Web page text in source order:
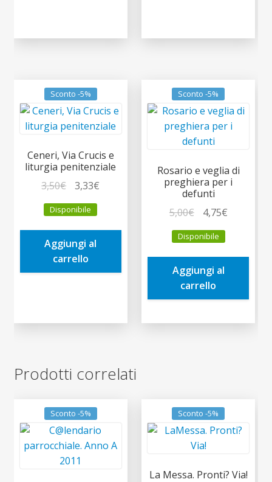
Sconto -5%
Ceneri, Via Crucis e
liturgia penitenziale
3,50€
prezzo
originale
era:
3,50€.
3,33€
è:
Disponibile
Aggiungi al
carrello
Sconto -5%
Rosario e veglia di
preghiera per i
defunti
5,00€
prezzo
originale
era:
5,00€.
4,75€Il
è:
Disponibile
Aggiungi al
carrello
Prodotti correlati
Sconto -5% Sconto -5%
La Messa. Pronti? Via!